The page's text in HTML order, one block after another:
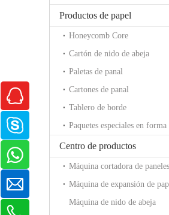
Productos de papel
Honeycomb Core
Cartón de nido de abeja
Paletas de panal
Cartones de panal
Tablero de borde
Paquetes especiales en
Centro de productos
Máquina de nido de abeja